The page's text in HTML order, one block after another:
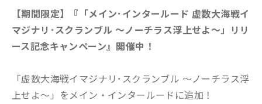
【期間限定】『「メイン･インタールード 虚数大海戦イ
マジナリ･スクランブル ～ノーチラス浮上せよ～」リリ
ース記念キャンペーン』開催中！
「虚数大海戦イマジナリ･スクランブル ～ノーチラス浮
上せよ～」をメイン・インタールードに追加！